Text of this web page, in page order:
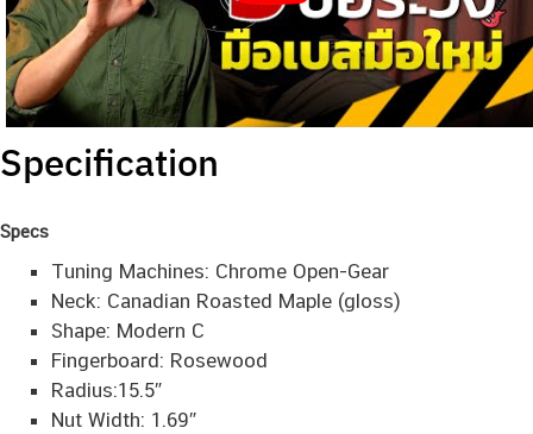
Specification
Specs
Tuning Machines: Chrome Open-Gear
Neck: Canadian Roasted Maple (gloss)
Shape: Modern C
Fingerboard: Rosewood
Radius:15.5″
Nut Width: 1.69″